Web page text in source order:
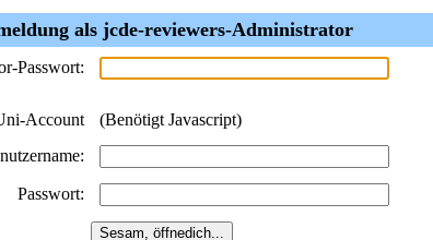
als jcde-reviewers-Administrator
Passwort:
Account
(Benötigt Javascript)
Passwort: